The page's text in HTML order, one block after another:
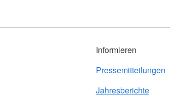
Informieren
Pressemitteilungen
Jahresberichte